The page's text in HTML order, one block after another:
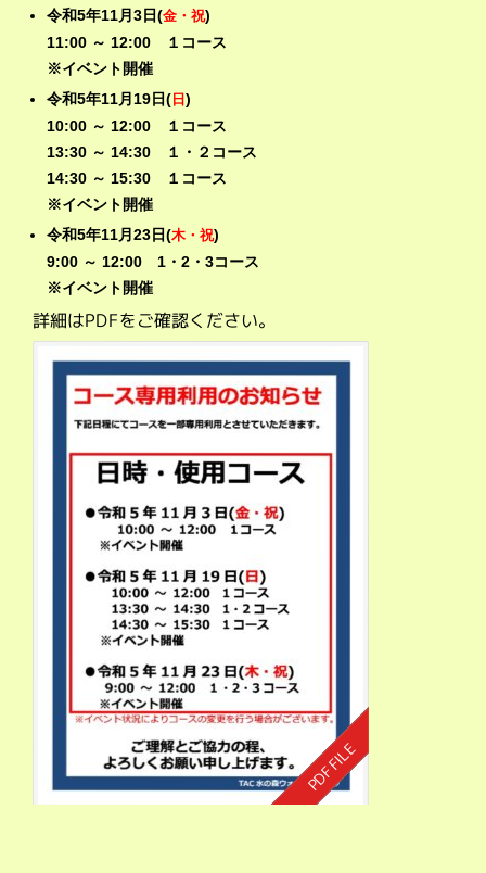
令和5年11月3日(金・祝)
11:00 ～ 12:00 １コース
※イベント開催
令和5年11月19日( 日)
10:00 ～ 12:00 １ コース
13:30 ～ 14:30 １・２コース
14:30 ～ 15:30 １コース
※イベント開催
令和5年11月23日(木・祝)
9:00 ～ 12:00 1・2・3コース
※イベント開催
詳細はPDFをご確認ください。